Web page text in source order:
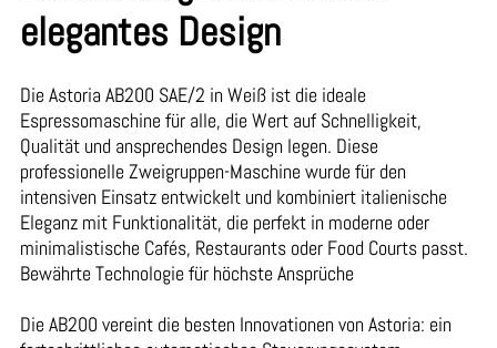
elegantes Design
Die Astoria AB200 SAE/2 in Weiß ist die ideale
Espressomaschine für alle, die Wert auf Schnelligkeit,
Qualität und ansprechendes Design legen. Diese
professionelle Zweigruppen-Maschine wurde für den
intensiven Einsatz entwickelt und kombiniert italienische
Eleganz mit Funktionalität, die perfekt in moderne oder
minimalistische Cafés, Restaurants oder Food Courts passt.
Bewährte Technologie für höchste Ansprüche
Die AB200 vereint die besten Innovationen von Astoria: ein